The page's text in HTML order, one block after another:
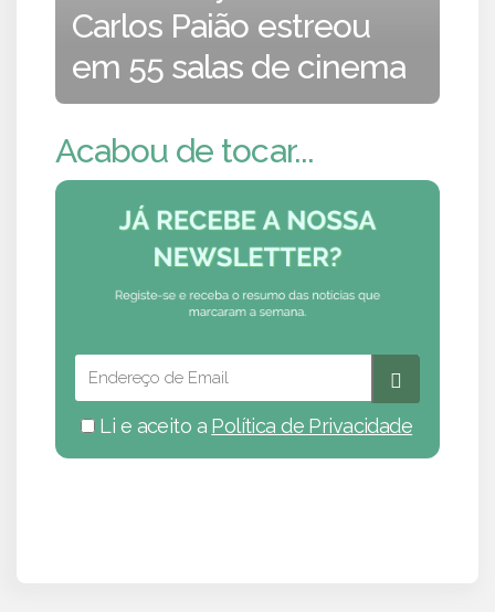
Carlos Paião estreou
em 55 salas de cinema
Acabou de tocar...
Li e aceito a Política de Privacidade